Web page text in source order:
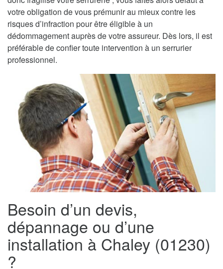
votre obligation de vous prémunir au mieux contre les
risques d’infraction pour être éligible à un
dédommagement auprès de votre assureur. Dès lors, il est
préférable de confier toute intervention à un serrurier
professionnel.
Besoin d’un devis,
dépannage ou d’une
installation à Chaley (01230)
?